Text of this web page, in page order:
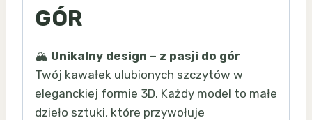
GÓR
🏔️ Unikalny design – z pasji do gór
Twój kawałek ulubionych szczytów w
eleganckiej formie 3D. Każdy model to małe
dzieło sztuki, które przywołuje